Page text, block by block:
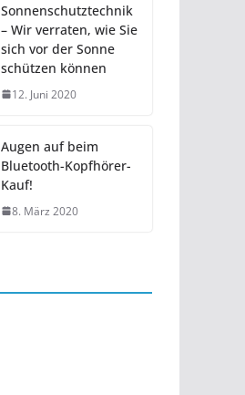
Sonnenschutztechnik
– Wir verraten, wie Sie
sich vor der Sonne
schützen können
12. Juni 2020
Augen auf beim
Bluetooth-Kopfhörer-
Kauf!
8. März 2020